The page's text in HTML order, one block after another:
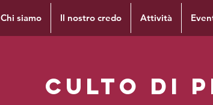
Chi siamo Il nostro credo Attività
Culto di